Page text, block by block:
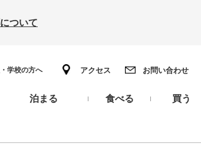
ついて
学校の方へ アクセス お問い合わせ
泊まる 食べる 買う